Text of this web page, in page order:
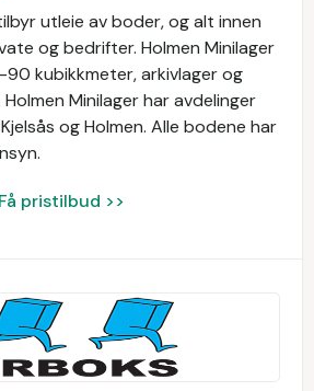
utleie av boder, og alt innen
og bedrifter. Holmen Minilager
90 kubikkmeter, arkivlager og
Minilager har avdelinger
og Holmen. Alle bodene har
Få pristilbud >>